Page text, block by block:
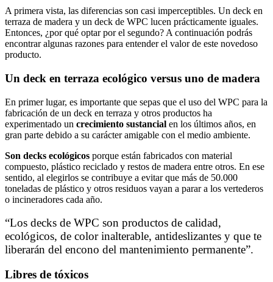
A primera vista, las diferencias son casi imperceptibles. Un deck en
terraza de madera y un deck de WPC lucen prácticamente iguales.
Entonces, ¿por qué optar por el segundo? A continuación podrás
encontrar algunas razones para entender el valor de este novedoso
producto.
Un deck en terraza ecológico versus uno de madera
En primer lugar, es importante que sepas que el uso del WPC para la
fabricación de un deck en terraza y otros productos ha
experimentado un crecimiento sustancial en los últimos años, en
gran parte debido a su carácter amigable con el medio ambiente.
Son decks ecológicos porque están fabricados con material
compuesto, plástico reciclado y restos de madera entre otros. En ese
sentido, al elegirlos se contribuye a evitar que más de 50.000
toneladas de plástico y otros residuos vayan a parar a los vertederos
o incineradores cada año.
“Los decks de WPC son productos de calidad,
ecológicos, de color inalterable, antideslizantes y que te
liberarán del encono del mantenimiento permanente”.
Libres de tóxicos